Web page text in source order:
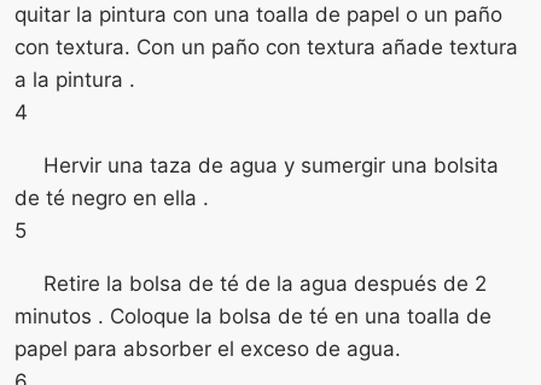
quitar la pintura con una toalla de papel o un paño
con textura. Con un paño con textura añade textura
a la pintura .
4
Hervir una taza de agua y sumergir una bolsita
de té negro en ella .
5
Retire la bolsa de té de la agua después de 2
minutos . Coloque la bolsa de té en una toalla de
papel para absorber el exceso de agua.